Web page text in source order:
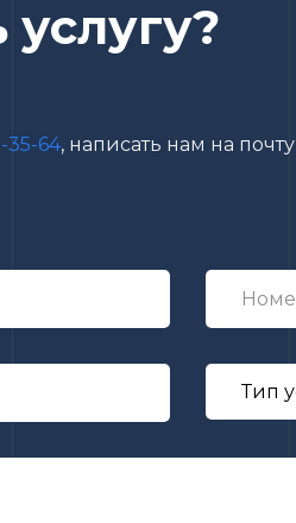
услугу?
35-64, написать нам на почту